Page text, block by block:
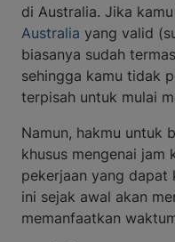
di Australia. Jika
Australia yang valid
biasanya sudah
sehingga kamu tidak
terpisah untuk mulai
Namun, hakmu untuk
khusus mengenai jam
pekerjaan yang dapat
ini sejak awal akan
memanfaatkan